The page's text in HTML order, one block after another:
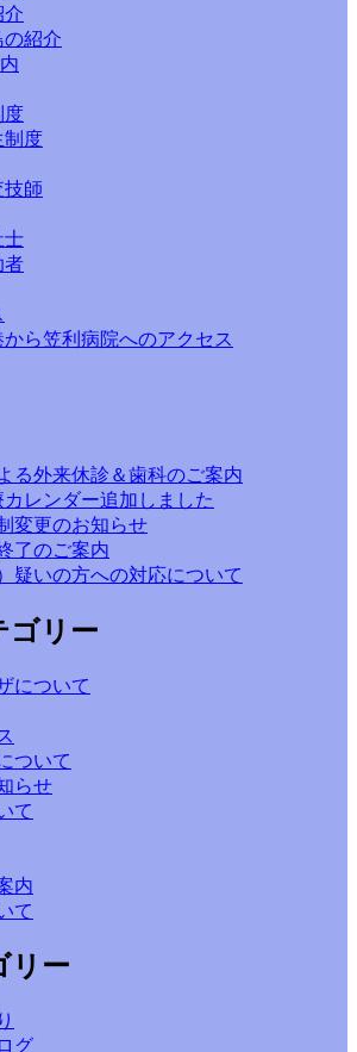
介
紹介
度
制度
技師
士
者
ら笠利病院へのアクセス
る外来休診＆歯科のご案内
レンダー追加しました
変更のお知らせ
了のご案内
疑いの方への対応について
ゴリー
について
ついて
らせ
て
内
て
リー
グ